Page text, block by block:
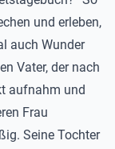
und erleben,
auch Wunder
Vater, der nach
aufnahm und
Frau
Seine Tochter